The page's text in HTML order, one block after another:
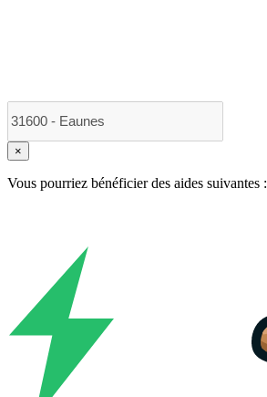
×
Vous pourriez bénéficier des aides suivantes :